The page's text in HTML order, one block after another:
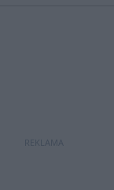
REKLAMA